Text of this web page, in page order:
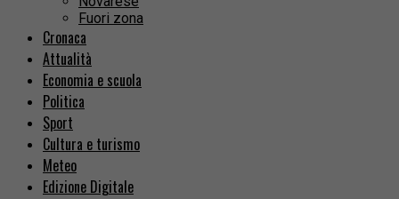
Fuori zona
Cronaca
Attualità
Economia e scuola
Politica
Sport
Cultura e turismo
Meteo
Edizione Digitale